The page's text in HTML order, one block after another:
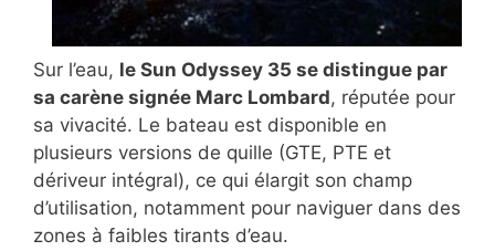
Sur l’eau, le Sun Odyssey 35 se distingue par
sa carène signée Marc Lombard, réputée pour
sa vivacité. Le bateau est disponible en
plusieurs versions de quille (GTE, PTE et
dériveur intégral), ce qui élargit son champ
d’utilisation, notamment pour naviguer dans des
zones à faibles tirants d’eau.